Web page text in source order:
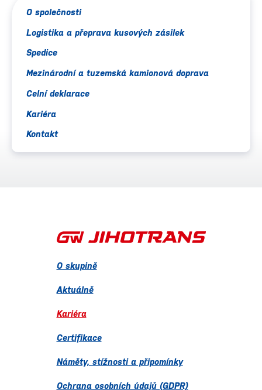
O společnosti
Logistika a přeprava kusových zásilek
Spedice
Mezinárodní a tuzemská kamionová doprava
Celní deklarace
Kariéra
Kontakt
O skupině
Aktuálně
Kariéra
Certifikace
Náměty, stížnosti a připomínky
Ochrana osobních údajů (GDPR)